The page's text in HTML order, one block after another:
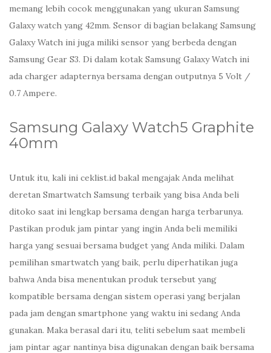
memang lebih cocok menggunakan yang ukuran Samsung
Galaxy watch yang 42mm. Sensor di bagian belakang Samsung
Galaxy Watch ini juga miliki sensor yang berbeda dengan
Samsung Gear S3. Di dalam kotak Samsung Galaxy Watch ini
ada charger adapternya bersama dengan outputnya 5 Volt /
0.7 Ampere.
Samsung Galaxy Watch5 Graphite
40mm
Untuk itu, kali ini ceklist.id bakal mengajak Anda melihat
deretan Smartwatch Samsung terbaik yang bisa Anda beli
ditoko saat ini lengkap bersama dengan harga terbarunya.
Pastikan produk jam pintar yang ingin Anda beli memiliki
harga yang sesuai bersama budget yang Anda miliki. Dalam
pemilihan smartwatch yang baik, perlu diperhatikan juga
bahwa Anda bisa menentukan produk tersebut yang
kompatible bersama dengan sistem operasi yang berjalan
pada jam dengan smartphone yang waktu ini sedang Anda
gunakan. Maka berasal dari itu, teliti sebelum saat membeli
jam pintar agar nantinya bisa digunakan dengan baik bersama